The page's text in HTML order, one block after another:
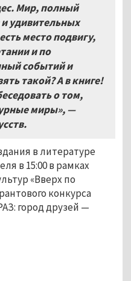
Мир, полный
удивительных
место подвигу,
и по
событий и
такой? А в книге!
о том,
миры», —
в литературе
в 15:00 в рамках
«Вверх по
конкурса
город друзей —